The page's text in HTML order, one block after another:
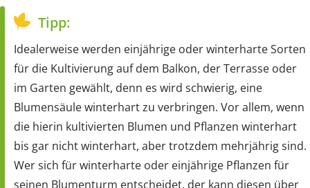
Tipp:
Idealerweise werden einjährige oder winterharte Sorten
für die Kultivierung auf dem Balkon, der Terrasse oder
im Garten gewählt, denn es wird schwierig, eine
Blumensäule winterhart zu verbringen. Vor allem, wenn
die hierin kultivierten Blumen und Pflanzen winterhart
bis gar nicht winterhart, aber trotzdem mehrjährig sind.
Wer sich für winterharte oder einjährige Pflanzen für
seinen Blumenturm entscheidet, der kann diesen über